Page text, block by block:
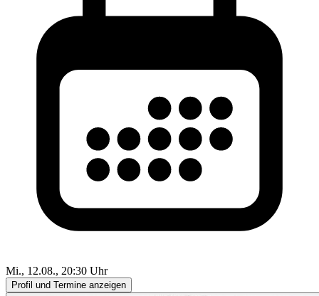
Mi., 12.08., 20:30 Uhr
Profil und Termine anzeigen